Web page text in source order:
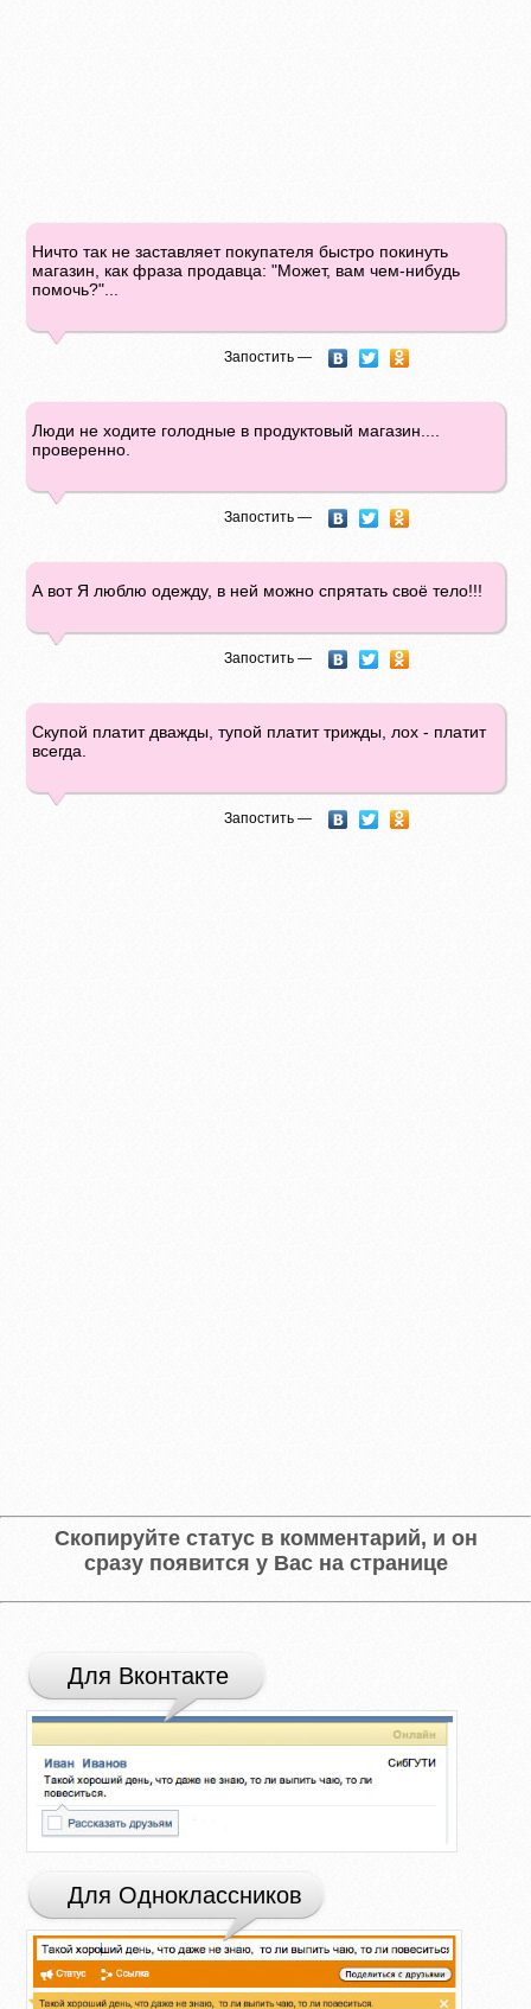
Ничто так не заставляет покупателя быстро покинуть
магазин, как фраза продавца: "Может, вам чем-нибудь
помочь?"...
Запостить —
Люди не ходите голодные в продуктовый магазин....
проверенно.
Запостить —
А вот Я люблю одежду, в ней можно спрятать своё тело!!!
Запостить —
Скупой платит дважды, тупой платит трижды, лох - платит
всегда.
Запостить —
Скопируйте статус в комментарий, и он
сразу появится у Вас на странице
Для Вконтакте
Для Одноклассников